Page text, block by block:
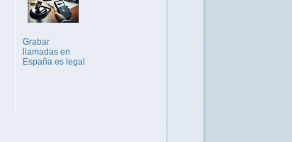
Grabar
llamadas en
España es legal